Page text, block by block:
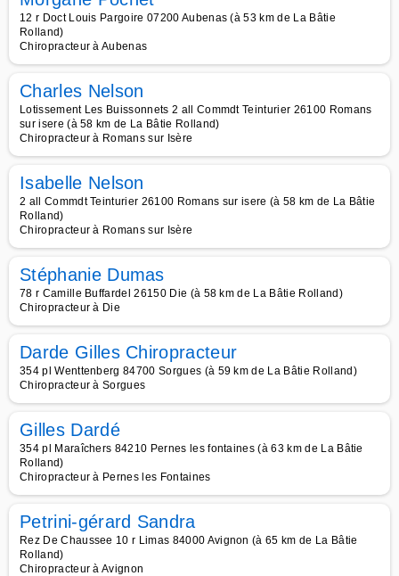
12 r Doct Louis Pargoire 07200 Aubenas (à 53 km de La Bâtie
Rolland)
Chiropracteur à Aubenas
Charles Nelson
Lotissement Les Buissonnets 2 all Commdt Teinturier 26100 Romans
sur isere (à 58 km de La Bâtie Rolland)
Chiropracteur à Romans sur Isère
Isabelle Nelson
2 all Commdt Teinturier 26100 Romans sur isere (à 58 km de La Bâtie
Rolland)
Chiropracteur à Romans sur Isère
Stéphanie Dumas
78 r Camille Buffardel 26150 Die (à 58 km de La Bâtie Rolland)
Chiropracteur à Die
Darde Gilles Chiropracteur
354 pl Wenttenberg 84700 Sorgues (à 59 km de La Bâtie Rolland)
Chiropracteur à Sorgues
Gilles Dardé
354 pl Maraîchers 84210 Pernes les fontaines (à 63 km de La Bâtie
Rolland)
Chiropracteur à Pernes les Fontaines
Petrini-gérard Sandra
Rez De Chaussee 10 r Limas 84000 Avignon (à 65 km de La Bâtie
Rolland)
Chiropracteur à Avignon